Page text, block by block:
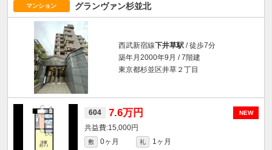
マンション グランヴァン杉並北
西武新宿線下井草駅 / 徒歩7分
築年月2000年9月 / 7階建
東京都杉並区井草２丁目
NEW
604 7.6万円
15,000円
敷 0ヶ月 礼
1ヶ月